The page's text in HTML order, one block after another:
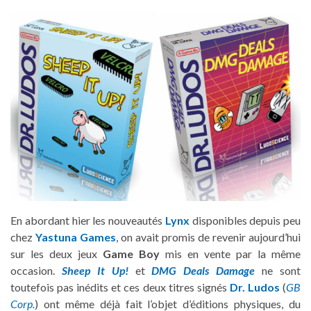
En abordant hier les nouveautés Lynx disponibles depuis peu
chez Yastuna Games, on avait promis de revenir aujourd’hui
sur les deux jeux Game Boy mis en vente par la même
occasion. Sheep It Up!etDMG Deals Damage ne sont
toutefois pas inédits et ces deux titres signés Dr. Ludos (GB
Corp.) ont même déjà fait l’objet d’éditions physiques, du